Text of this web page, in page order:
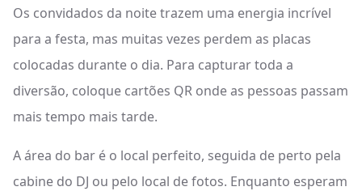
Os convidados da noite trazem uma energia incrível
para a festa, mas muitas vezes perdem as placas
colocadas durante o dia. Para capturar toda a
diversão, coloque cartões QR onde as pessoas passam
mais tempo mais tarde.
A área do bar é o local perfeito, seguida de perto pela
cabine do DJ ou pelo local de fotos. Enquanto esperam